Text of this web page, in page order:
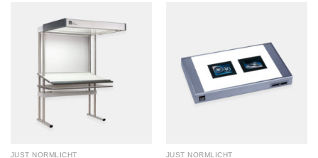
JUST NORMLICHT JUST NORMLICHT